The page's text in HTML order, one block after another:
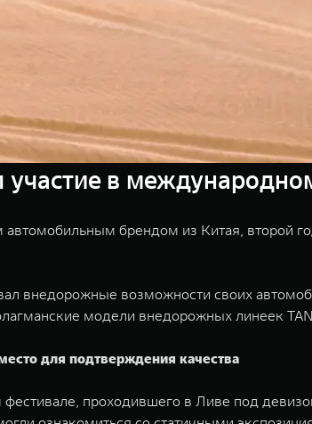
в
брендом из Китая,
внедорожные возможности своих
модели внедорожных линеек
для подтверждения качества
проходившего в Ливе под